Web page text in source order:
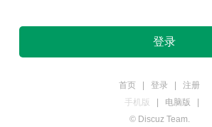
登录
首页 登录
注册
手机版
电脑版
© Discuz Team.